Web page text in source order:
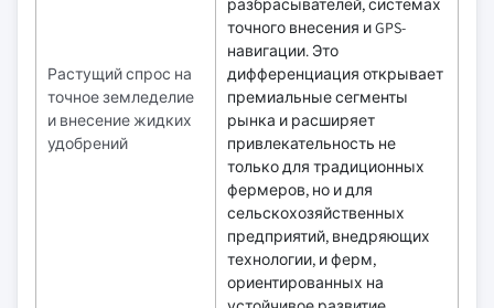
Растущий спрос на
точное земледелие
и внесение жидких
удобрений
точного внесения и GPS-
навигации. Это
дифференциация открывает
премиальные сегменты
рынка и расширяет
привлекательность не
только для традиционных
фермеров, но и для
сельскохозяйственных
предприятий, внедряющих
технологии, и ферм,
ориентированных на